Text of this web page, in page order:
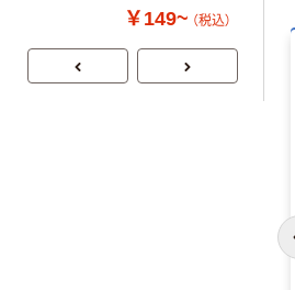
FSC認証 シング
企画 オリジナル
￥149~ （税込）